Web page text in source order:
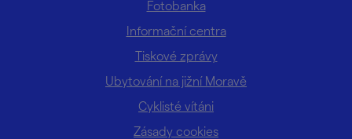
Fotobanka
Informační centra
Tiskové zprávy
Ubytování na jižní Moravě
Cyklisté vítáni
Zásady cookies